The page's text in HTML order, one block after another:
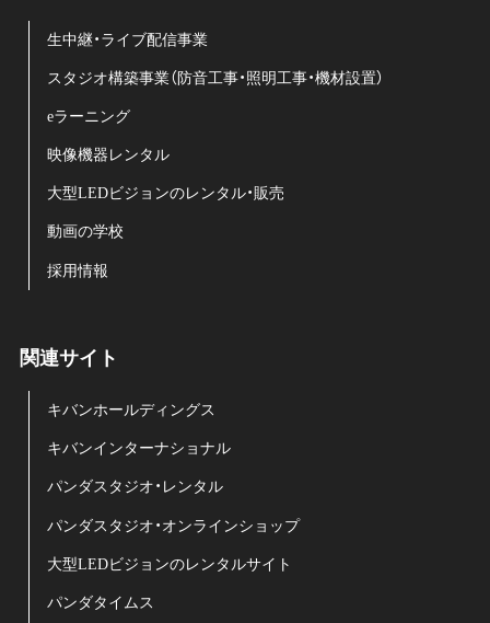
生中継・ライブ配信事業
スタジオ構築事業（防音工事・照明工事・機材設置）
eラーニング
映像機器レンタル
大型LEDビジョンのレンタル・販売
動画の学校
採用情報
関連サイト
キバンホールディングス
キバンインターナショナル
パンダスタジオ・レンタル
パンダスタジオ・オンラインショップ
大型LEDビジョンのレンタルサイト
パンダタイムス